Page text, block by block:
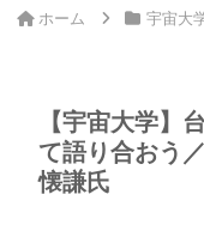
ホーム 宇宙大
【宇宙大学】
て語り合おう
懐謙氏